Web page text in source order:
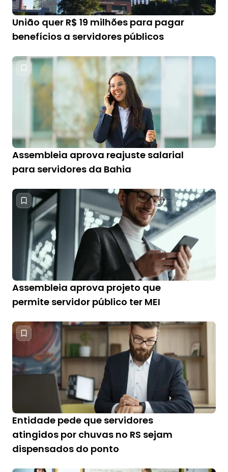
União quer R$ 19 milhões para pagar
benefícios a servidores públicos
Assembleia aprova reajuste salarial
para servidores da Bahia
Assembleia aprova projeto que
permite servidor público ter MEI
Entidade pede que servidores
atingidos por chuvas no RS sejam
dispensados do ponto